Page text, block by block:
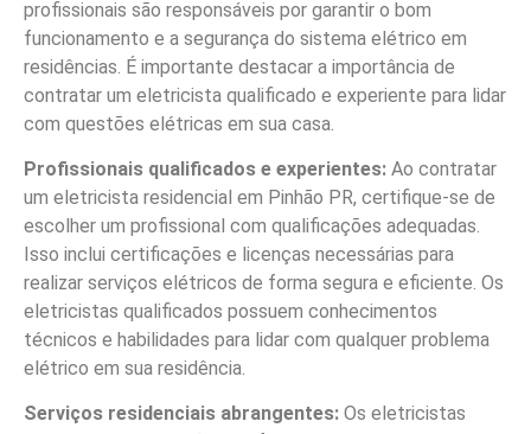
profissionais são responsáveis por garantir o bom
funcionamento e a segurança do sistema elétrico em
residências. É importante destacar a importância de
contratar um eletricista qualificado e experiente para lidar
com questões elétricas em sua casa.
Profissionais qualificados e experientes: Ao contratar
um eletricista residencial em Pinhão PR, certifique-se de
escolher um profissional com qualificações adequadas.
Isso inclui certificações e licenças necessárias para
realizar serviços elétricos de forma segura e eficiente. Os
eletricistas qualificados possuem conhecimentos
técnicos e habilidades para lidar com qualquer problema
elétrico em sua residência.
Serviços residenciais abrangentes: Os eletricistas